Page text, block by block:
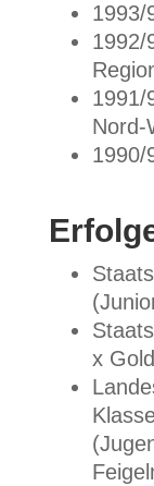
1993/
1992/
1991/
Nord-
1990/
x